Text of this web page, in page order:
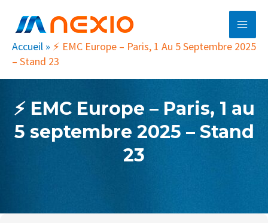
Main
Accueil » ⚡ EMC Europe – Paris, 1 Au 5 Septembre 2025
– Stand 23
⚡EMC Europe – Paris, 1 au
5 septembre 2025 – Stand
23